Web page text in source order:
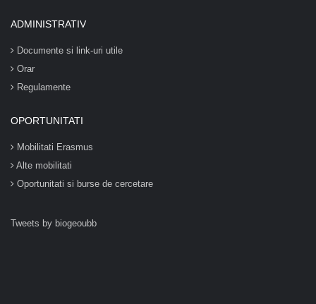
ADMINISTRATIV
Documente si link-uri utile
Orar
Regulamente
OPORTUNITATI
Mobilitati Erasmus
Alte mobilitati
Oportunitati si burse de cercetare
Tweets by biogeoubb